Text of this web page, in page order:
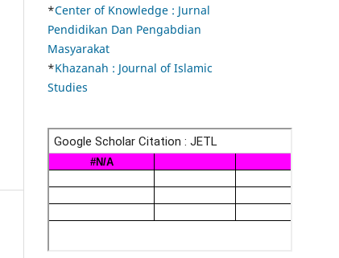
*Center of Knowledge : Jurnal
Pendidikan Dan Pengabdian
Masyarakat
*Khazanah : Journal of Islamic
Studies